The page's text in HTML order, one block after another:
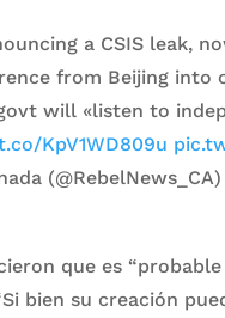
a CSIS leak,
from Beijing into
will «listen to
KpV1WD809u
(@RebelNews_CA)
que es
bien su creación